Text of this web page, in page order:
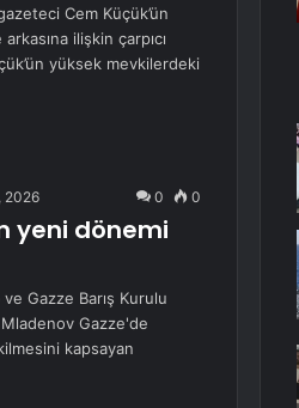
Cem Küçük’ün
ilişkin çarpıcı
yüksek mevkilerdeki
2026 0 0
yeni dönemi
Gazze Barış Kurulu
Gazze'de
kapsayan